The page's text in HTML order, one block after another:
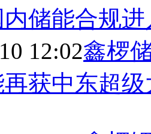
储能合规
12:02鑫椤
获中东超级